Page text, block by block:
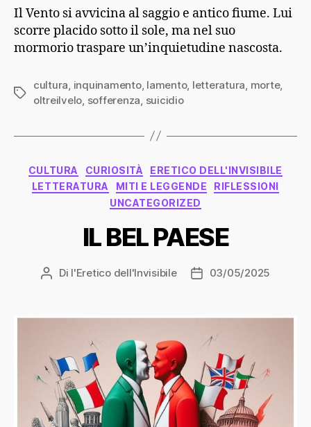
Il Vento si avvicina al saggio e antico fiume. Lui
scorre placido sotto il sole, ma nel suo
mormorio traspare un’inquietudine nascosta.
Tag
cultura inquinamento, lamento, letteratura morte,
oltreilvelo sofferenza suicidio
Categorie
CULTURA CURIOSITÀ
ERETICO DELL'INVISIBILE
LETTERATURA
MITI E LEGGENDE
RIFLESSIONI
UNCATEGORIZED
IL BEL PAESE
Autore
Di l'Eretico dell'Invisibile
Data03/05/2025